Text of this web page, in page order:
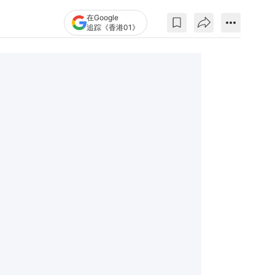
在Google
追踪《香港01》